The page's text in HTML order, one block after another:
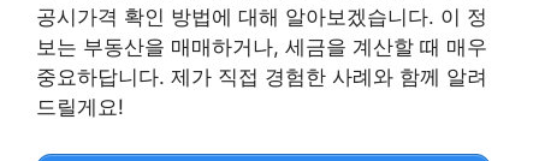
공시가격 확인 방법에 대해 알아보겠습니다. 이 정
보는 부동산을 매매하거나, 세금을 계산할 때 매우
중요하답니다. 제가 직접 경험한 사례와 함께 알려
드릴게요!